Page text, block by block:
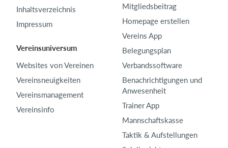
Inhaltsverzeichnis
Impressum
Vereinsuniversum
Websites von Vereinen
Vereinsneuigkeiten
Vereinsmanagement
Vereinsinfo
Mitgliedsbeitrag
Homepage erstellen
Vereins App
Belegungsplan
Verbandssoftware
Benachrichtigungen und
Anwesenheit
Trainer App
Mannschaftskasse
Taktik & Aufstellungen